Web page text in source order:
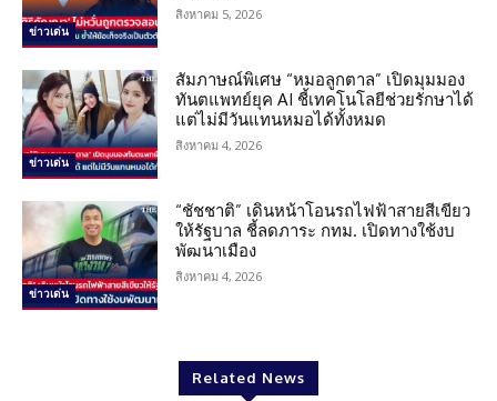
ข่าวเด่น
สิงหาคม 5, 2026
ข่าวเด่น
สัมภาษณ์พิเศษ “หมอลูกตาล” เปิดมุมมอง
ทันตแพทย์ยุค AI ชี้เทคโนโลยีช่วยรักษาได้
แต่ไม่มีวันแทนหมอได้ทั้งหมด
สิงหาคม 4, 2026
ข่าวเด่น
“ชัชชาติ” เดินหน้าโอนรถไฟฟ้าสายสีเขียว
ให้รัฐบาล ชี้ลดภาระ กทม. เปิดทางใช้งบ
พัฒนาเมือง
สิงหาคม 4, 2026
Related News